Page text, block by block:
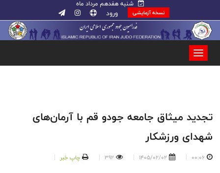
شنبه هفدهم مرداد ماه
نسخه آزمایشی ورود
تجدید میثاق جامعه جودو قم با آرمان‌های
شهدای ورزشکار
00:06
1405/02/02
392 چاپ خبر